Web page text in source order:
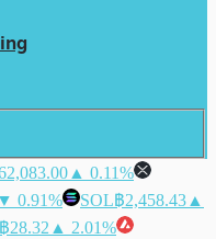
▲ 0.11%
▼ 0.91% SOL฿2,458.43 ▲
฿28.32 ▲ 2.01%